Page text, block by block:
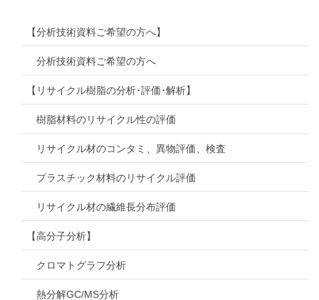
【分析技術資料ご希望の方へ】
分析技術資料ご希望の方へ
【リサイクル樹脂の分析･評価･解析】
樹脂材料のリサイクル性の評価
リサイクル材のコンタミ、異物評価、検査
プラスチック材料のリサイクル評価
リサイクル材の繊維長分布評価
【高分子分析】
クロマトグラフ分析
熱分解GC/MS分析